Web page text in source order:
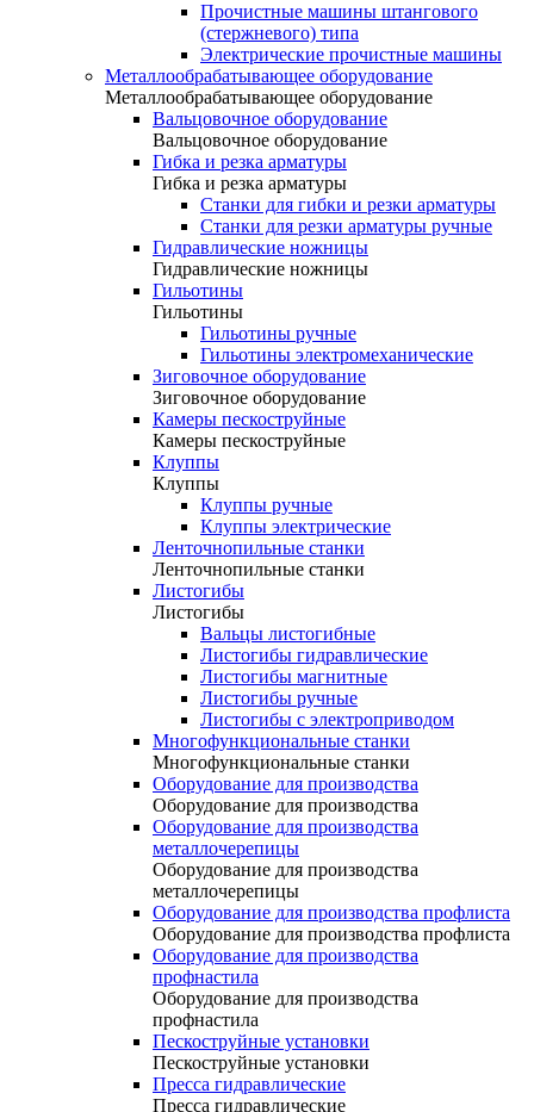
Прочистные машины штангового
(стержневого) типа
Электрические прочистные машины
Металлообрабатывающее оборудование
Металлообрабатывающее оборудование
Вальцовочное оборудование
Вальцовочное оборудование
Гибка и резка арматуры
Гибка и резка арматуры
Станки для гибки и резки арматуры
Станки для резки арматуры ручные
Гидравлические ножницы
Гидравлические ножницы
Гильотины
Гильотины
Гильотины ручные
Гильотины электромеханические
Зиговочное оборудование
Зиговочное оборудование
Камеры пескоструйные
Камеры пескоструйные
Клуппы
Клуппы
Клуппы ручные
Клуппы электрические
Ленточнопильные станки
Ленточнопильные станки
Листогибы
Листогибы
Вальцы листогибные
Листогибы гидравлические
Листогибы магнитные
Листогибы ручные
Листогибы с электроприводом
Многофункциональные станки
Многофункциональные станки
Оборудование для производства
Оборудование для производства
Оборудование для производства
металлочерепицы
Оборудование для производства
металлочерепицы
Оборудование для производства профлиста
Оборудование для производства профлиста
Оборудование для производства
профнастила
Оборудование для производства
профнастила
Пескоструйные установки
Пескоструйные установки
Пресса гидравлические
Пресса гидравлические